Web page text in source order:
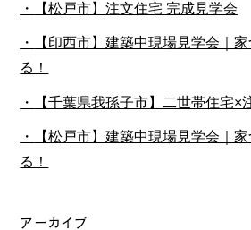
【松戸市】注文住宅 完成見学会
【印西市】建築中現場見学会｜
る！
【千葉県我孫子市】二世帯住宅×
【松戸市】建築中現場見学会｜
る！
アーカイブ